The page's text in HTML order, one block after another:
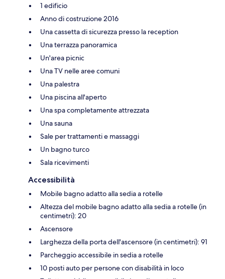
1 edificio
Anno di costruzione 2016
Una cassetta di sicurezza presso la reception
Una terrazza panoramica
Un'area picnic
Una TV nelle aree comuni
Una palestra
Una piscina all'aperto
Una spa completamente attrezzata
Una sauna
Sale per trattamenti e massaggi
Un bagno turco
Sala ricevimenti
Accessibilità
Mobile bagno adatto alla sedia a rotelle
Altezza del mobile bagno adatto alla sedia a rotelle (in
centimetri): 20
Ascensore
Larghezza della porta dell'ascensore (in centimetri): 91
Parcheggio accessibile in sedia a rotelle
10 posti auto per persone con disabilità in loco